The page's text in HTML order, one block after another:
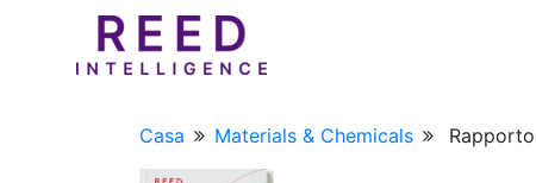
Casa Materials & Chemicals